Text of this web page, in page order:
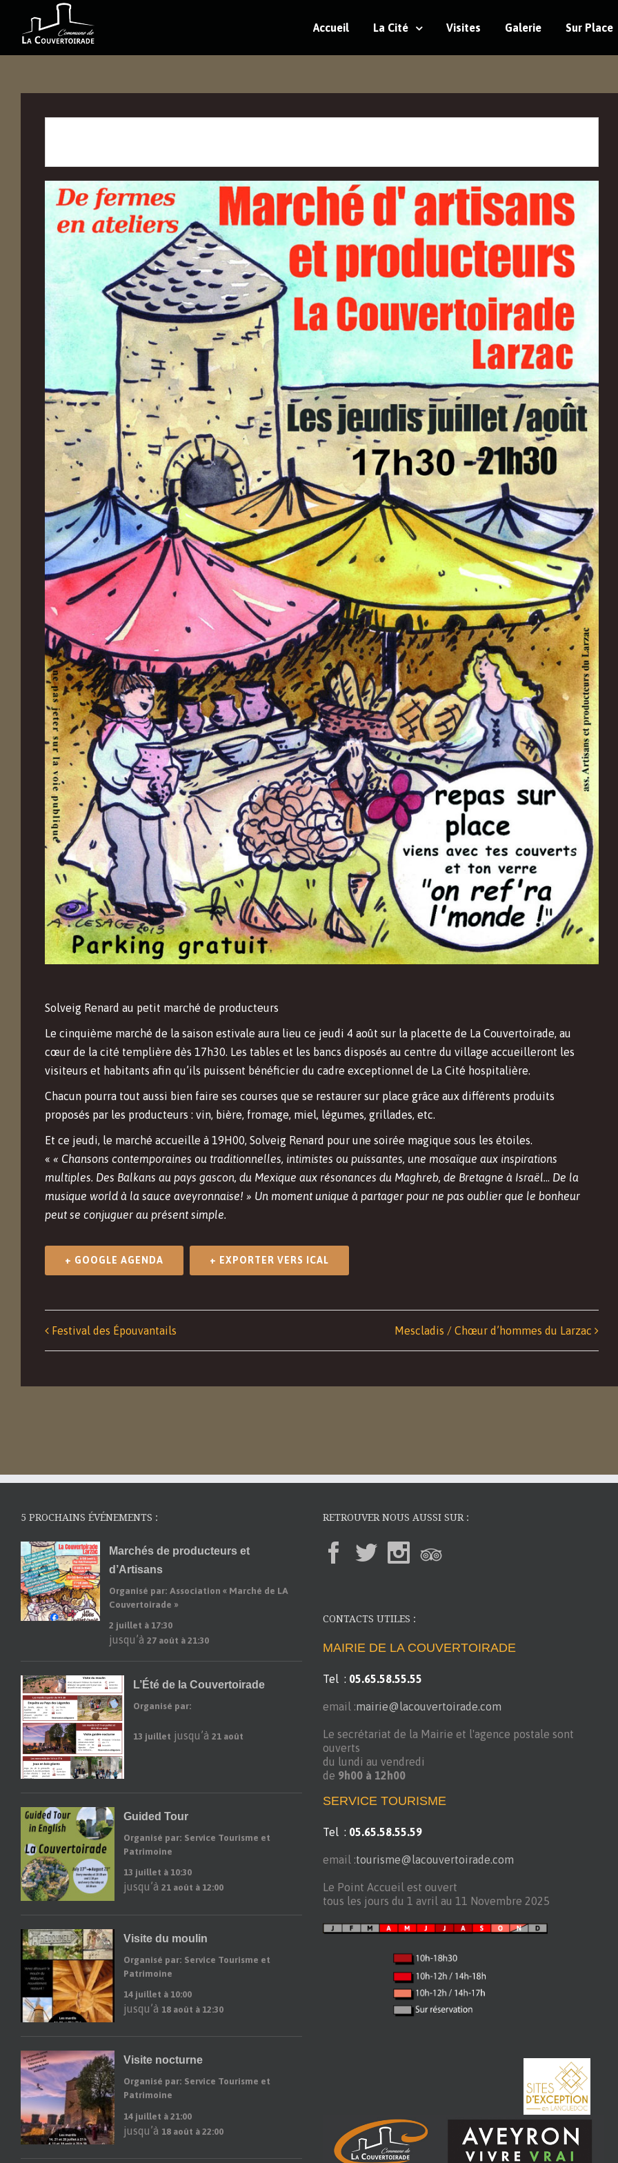
Accueil La Cité Visites Galerie Sur Place
Solveig Renard au petit marché de producteurs
Le cinquième marché de la saison estivale aura lieu ce jeudi 4 août sur la placette de La Couvertoirade, au
cœur de la cité templière dès 17h30. Les tables et les bancs disposés au centre du village accueilleront les
visiteurs et habitants afin qu’ils puissent bénéficier du cadre exceptionnel de La Cité hospitalière.
Chacun pourra tout aussi bien faire ses courses que se restaurer sur place grâce aux différents produits
proposés par les producteurs : vin, bière, fromage, miel, légumes, grillades, etc.
Et ce jeudi, le marché accueille à 19H00, Solveig Renard pour une soirée magique sous les étoiles.
« « Chansons contemporaines ou traditionnelles, intimistes ou puissantes, une mosaïque aux inspirations
multiples. Des Balkans au pays gascon, du Mexique aux résonances du Maghreb, de Bretagne à Israël... De la
musique world à la sauce aveyronnaise! » Un moment unique à partager pour ne pas oublier que le bonheur
peut se conjuguer au présent simple.
+ GOOGLE AGENDA + EXPORTER VERS ICAL
Navigation
Événément
Festival des Épouvantails Mescladis / Chœur d’hommes du Larzac
5 PROCHAINS ÉVÉNEMENTS :
Marchés de producteurs et
d’Artisans
Organisé par: Association « Marché de LA
Couvertoirade »
2 juillet à 17:30
jusqu’à27 août à 21:30
L’Été de la Couvertoirade
Organisé par:
13 juillet jusqu’à 21 août
Guided Tour
Organisé par: Service Tourisme et
Patrimoine
13 juillet à 10:30
jusqu’à 21 août à 12:00
Visite du moulin
Organisé par: Service Tourisme et
Patrimoine
14 juillet à 10:00
jusqu’à 18 août à 12:30
Visite nocturne
Organisé par: Service Tourisme et
Patrimoine
14 juillet à 21:00
jusqu’à 18 août à 22:00
RETROUVER NOUS AUSSI SUR :
CONTACTS UTILES :
MAIRIE DE LA COUVERTOIRADE
Tel : 05.65.58.55.55
email :mairie@lacouvertoirade.com
Le secrétariat de la Mairie et l'agence postale sont
ouverts
du lundi au vendredi
de 9h00 à 12h00
SERVICE TOURISME
Tel : 05.65.58.55.59
email :tourisme@lacouvertoirade.com
Le Point Accueil est ouvert
tous les jours du 1 avril au 11 Novembre 2025